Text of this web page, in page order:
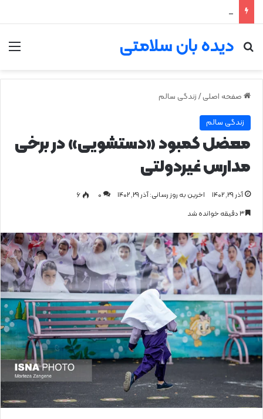
۲ علت شایع‌ کم‌شنوایی
دیده بان سلامتی
جستجو برای
صفحه اصلی / زندگی سالم
زندگی سالم
معضل کمبود «دستشویی» در برخی
مدارس غیردولتی
آذر ۲۹, ۱۴۰۲ اخرین به روز رسانی: آذر ۲۹, ۱۴۰۲ 0
۶